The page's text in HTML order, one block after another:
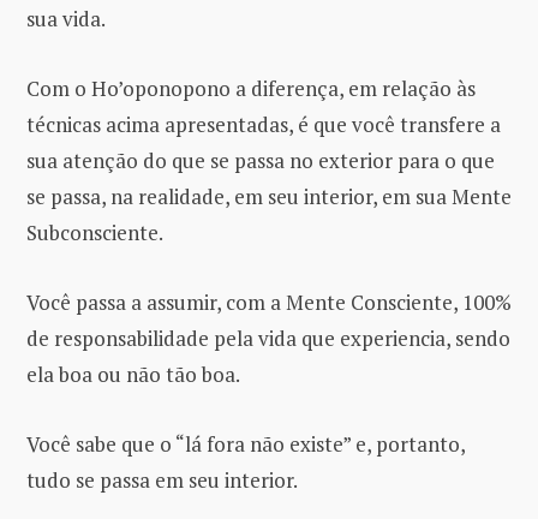
sua vida.
Com o Ho’oponopono a diferença, em relação às
técnicas acima apresentadas, é que você transfere a
sua atenção do que se passa no exterior para o que
se passa, na realidade, em seu interior, em sua Mente
Subconsciente.
Você passa a assumir, com a Mente Consciente, 100%
de responsabilidade pela vida que experiencia, sendo
ela boa ou não tão boa.
Você sabe que o “lá fora não existe” e, portanto,
tudo se passa em seu interior.